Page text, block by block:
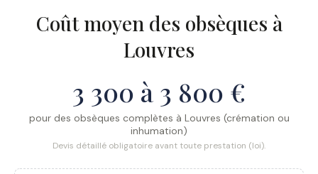
Coût moyen des obsèques à
Louvres
3 300 à 3 800 €
pour des obsèques complètes à Louvres (crémation ou
inhumation)
Devis détaillé obligatoire avant toute prestation (loi).